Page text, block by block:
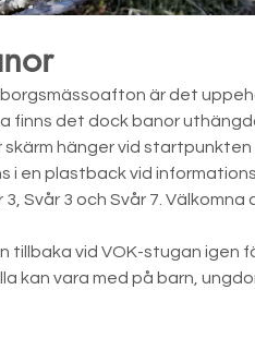
är det
finns det dock banor
skärm hänger vid
i en plastback vid
3, Svår 3 och Svår 7.
tillbaka vid VOK-stugan igen
kan vara med på barn,